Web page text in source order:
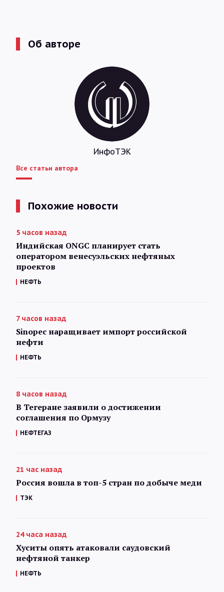
Об авторе
ИнфоТЭК
Все статьи автора
Похожие новости
5 часов назад
Индийская ONGC планирует стать
оператором венесуэльских нефтяных
проектов
НЕФТЬ
7 часов назад
Sinopec наращивает импорт российской
нефти
НЕФТЬ
8 часов назад
В Тегеране заявили о достижении
соглашения по Ормузу
НЕФТЕГАЗ
21 час назад
Россия вошла в топ-5 стран по добыче меди
ТЭК
24 часа назад
Хуситы опять атаковали саудовский
нефтяной танкер
НЕФТЬ